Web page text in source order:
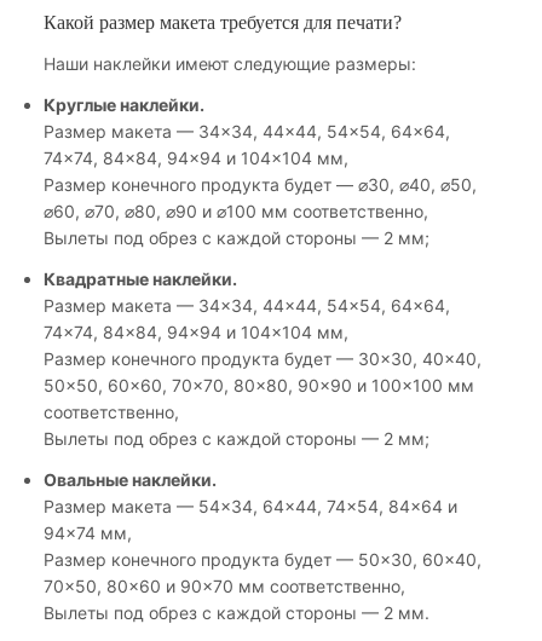
Какой размер макета требуется для печати?
Наши наклейки имеют следующие размеры:
Круглые наклейки.
Размер макета — 34×34, 44×44, 54×54, 64×64,
74×74, 84×84, 94×94 и 104×104 мм,
Размер конечного продукта будет — ⌀30, ⌀40, ⌀50,
⌀60, ⌀70, ⌀80, ⌀90 и ⌀100 мм соответственно,
Вылеты под обрез с каждой стороны — 2 мм;
Квадратные наклейки.
Размер макета — 34×34, 44×44, 54×54, 64×64,
74×74, 84×84, 94×94 и 104×104 мм,
Размер конечного продукта будет — 30×30, 40×40,
50×50, 60×60, 70×70, 80×80, 90×90 и 100×100 мм
соответственно,
Вылеты под обрез с каждой стороны — 2 мм;
Овальные наклейки.
Размер макета — 54×34, 64×44, 74×54, 84×64 и
94×74 мм,
Размер конечного продукта будет — 50×30, 60×40,
70×50, 80×60 и 90×70 мм соответственно,
Вылеты под обрез с каждой стороны — 2 мм.